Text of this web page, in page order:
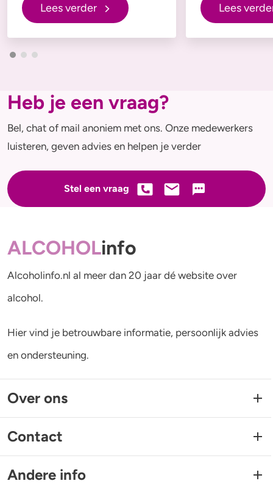
Lees verder Lees
Heb je een vraag?
Bel, chat of mail anoniem met ons. Onze medewerkers
luisteren, geven advies en helpen je verder
Stel een vraag
ALCOHOLinfo
Alcoholinfo.nl al meer dan 20 jaar dé website over
alcohol.
Hier vind je betrouwbare informatie, persoonlijk advies
en ondersteuning.
Over ons
Contact
Andere info